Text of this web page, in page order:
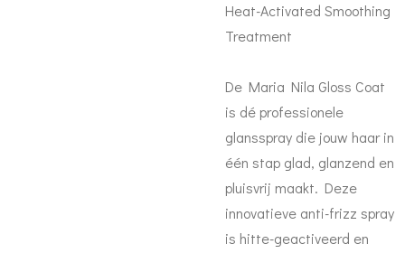
Heat-Activated Smoothing
Treatment
De Maria Nila Gloss Coat
is dé professionele
glansspray die jouw haar in
één stap glad, glanzend en
pluisvrij maakt. Deze
innovatieve anti-frizz spray
is hitte-geactiveerd en